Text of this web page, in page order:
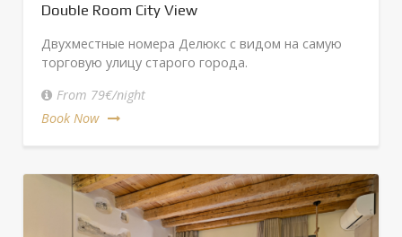
Double Room City View
Двухместные номера Делюкс с видом на самую
торговую улицу старого города.
From 79€/night
Book Now